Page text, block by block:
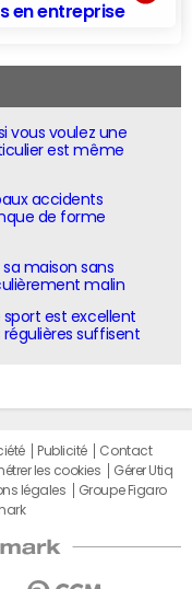
en entreprise
vous voulez une
est même
accidents
de forme
maison sans
malin
sport est excellent
suffisent
Publicité
Contact
les cookies
Gérer Utiq
légales
Groupe Figaro